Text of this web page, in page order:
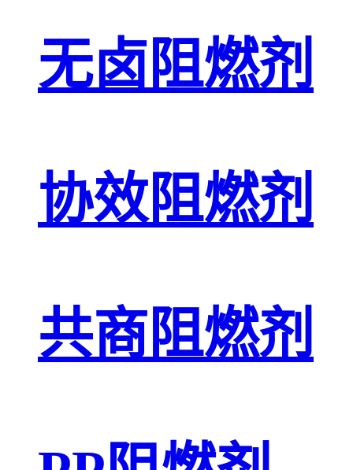
无卤阻燃剂
协效阻燃剂
共商阻燃剂